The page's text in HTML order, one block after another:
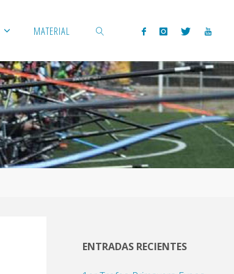
MATERIAL
BUSCAR
ENTRADAS RECIENTES